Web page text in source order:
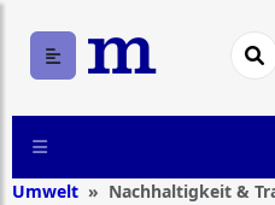
Umwelt Nachhaltigkeit &